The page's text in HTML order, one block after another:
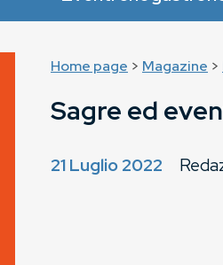
Home page > Magazine >
Sagre ed
21 Luglio 2022